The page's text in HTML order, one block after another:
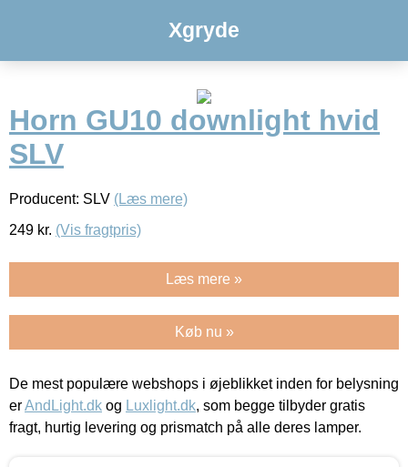
Xgryde
Horn GU10 downlight hvid
SLV
Producent: SLV (Læs mere)
249 kr. (Vis fragtpris)
Læs mere »
Køb nu »
De mest populære webshops i øjeblikket inden for belysning
erAndLight.dk og Luxlight.dk, som begge tilbyder gratis
fragt, hurtig levering og prismatch på alle deres lamper.